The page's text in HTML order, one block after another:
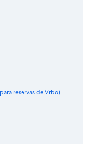
reservas de Vrbo)